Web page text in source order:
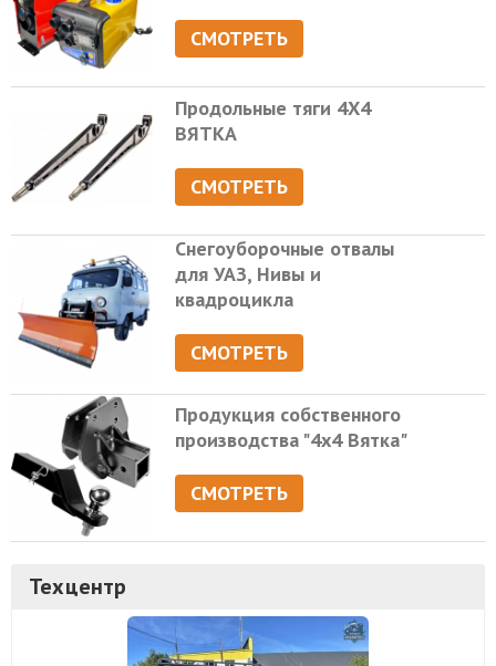
СМОТРЕТЬ
Продольные тяги 4Х4
ВЯТКА
СМОТРЕТЬ
Снегоуборочные отвалы
для УАЗ, Нивы и
квадроцикла
СМОТРЕТЬ
Продукция собственного
производства "4х4 Вятка"
СМОТРЕТЬ
Техцентр